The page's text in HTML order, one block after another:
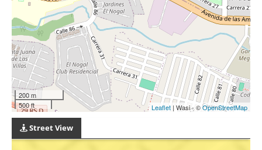
200 m
500 ft
Leaflet | Wasi - ©OpenStreetMap
Street View